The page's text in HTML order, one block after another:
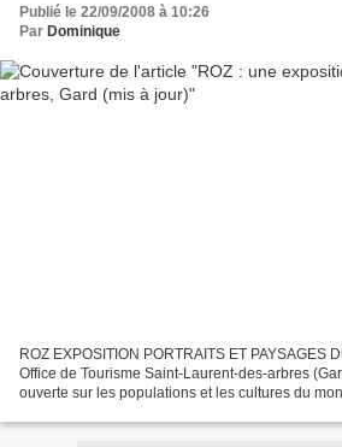
Publié le 22/09/2008 à 10:26
Par Dominique
ROZ EXPOSITION PORTRAITS ET PAYSAGES
Office de Tourisme Saint-Laurent-des-arbres
ouverte sur les populations et les cultures du